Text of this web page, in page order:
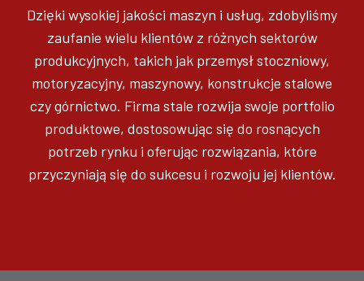
Dzięki wysokiej jakości maszyn i usług, zdobyliśmy
zaufanie wielu klientów z różnych sektorów
produkcyjnych, takich jak przemysł stoczniowy,
motoryzacyjny, maszynowy, konstrukcje stalowe
czy górnictwo. Firma stale rozwija swoje portfolio
produktowe, dostosowując się do rosnących
potrzeb rynku i oferując rozwiązania, które
przyczyniają się do sukcesu i rozwoju jej klientów.